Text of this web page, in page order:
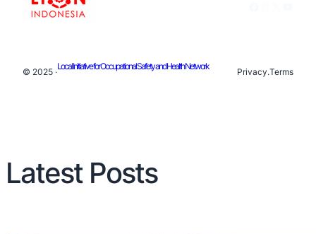
© 2025 ·
Local Initiative for Occupational Safety and Health Network
Privacy.Terms
Latest Posts